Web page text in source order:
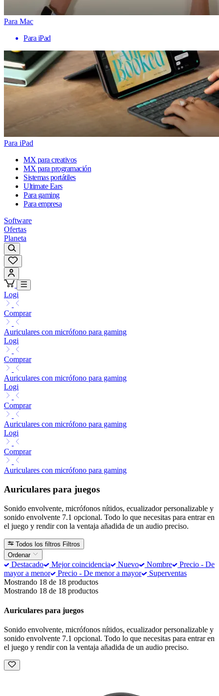
Para Mac
Para iPad
Para iPad
MX para creativos
MX para programación
Sistemas portátiles
Ultimate Ears
Para gaming
Para empresa
Software
Ofertas
Planeta
Logi
Comprar
Auriculares con micrófono para gaming
Logi
Comprar
Auriculares con micrófono para gaming
Logi
Comprar
Auriculares con micrófono para gaming
Logi
Comprar
Auriculares con micrófono para gaming
Auriculares para juegos
Sonido envolvente, micrófonos nítidos, ecualizador personalizable y
sonido envolvente 7.1 opcional. Todo lo que necesitas para entrar en
el juego y rendir con la ventaja añadida de un audio preciso.
Todos los filtros Filtros
Ordenar
Destacado Mejor coincidencia Nuevo Nombre
Precio - De
mayor a menor
Precio - De menor a mayor
Superventas
Mostrando 18 de 18 productos
Mostrando 18 de 18 productos
Auriculares para juegos
Sonido envolvente, micrófonos nítidos, ecualizador personalizable y
sonido envolvente 7.1 opcional. Todo lo que necesitas para entrar en
el juego y rendir con la ventaja añadida de un audio preciso.